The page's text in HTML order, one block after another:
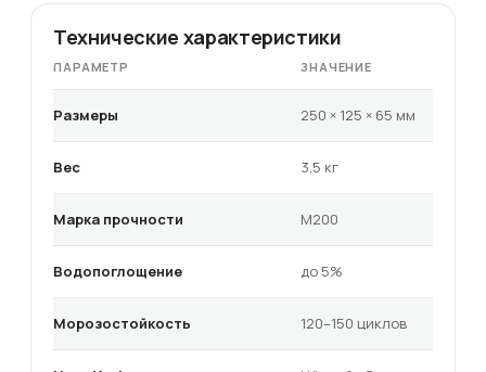
Технические характеристики
ПАРАМЕТР ЗНАЧЕНИЕ
Размеры 250 × 125 × 65 мм
Вес 3,5 кг
Марка прочности М200
Водопоглощение до 5%
Морозостойкость 120–150 циклов